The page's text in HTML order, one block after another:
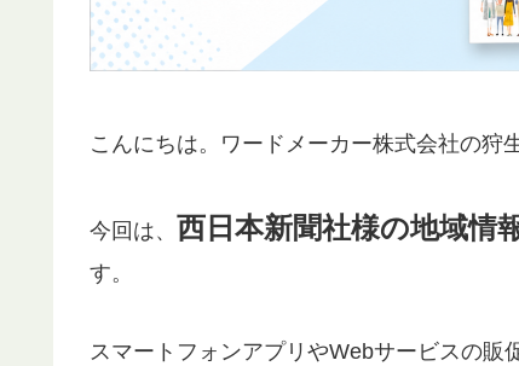
こんにちは。ワードメーカー株式会社の狩
今回は、 西日本新聞社様の地域情
す。
スマートフォンアプリやWebサービスの販